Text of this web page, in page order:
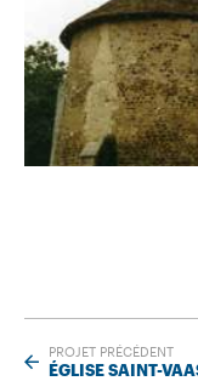
PROJET PRÉCÉDENT
ÉGLISE SAINT-